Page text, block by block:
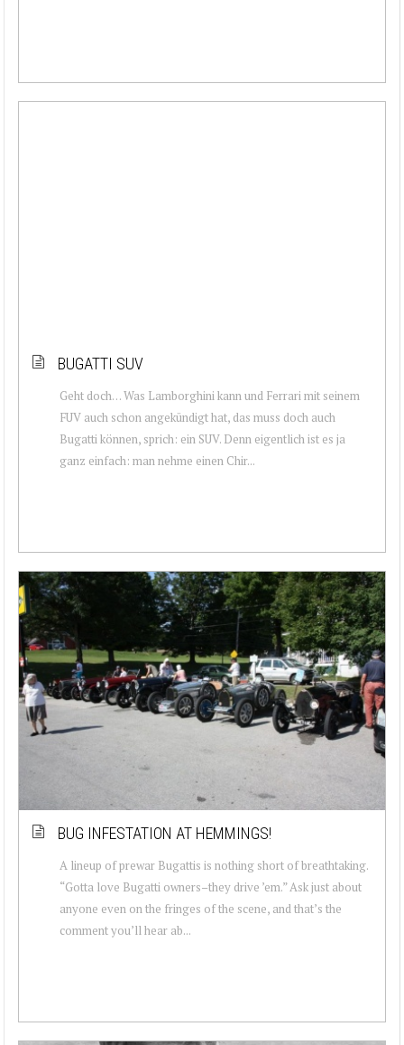
BUGATTI SUV
Geht doch… Was Lamborghini kann und Ferrari mit seinem
FUV auch schon angekündigt hat, das muss doch auch
Bugatti können, sprich: ein SUV. Denn eigentlich ist es ja
ganz einfach: man nehme einen Chir...
BUG INFESTATION AT HEMMINGS!
A lineup of prewar Bugattis is nothing short of breathtaking.
“Gotta love Bugatti owners–they drive ’em.” Ask just about
anyone even on the fringes of the scene, and that’s the
comment you’ll hear ab...